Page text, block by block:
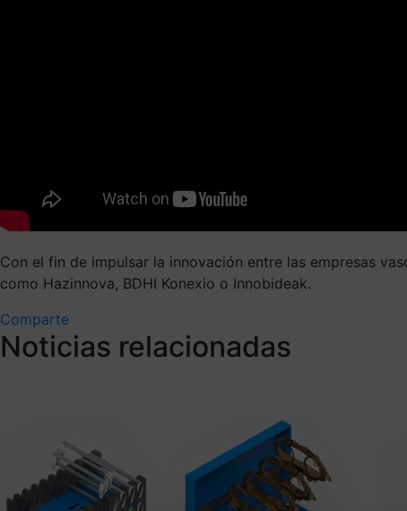
Con el fin de impulsar la innovación entre las empresas
como Hazinnova, BDHI Konexio o Innobideak.
Comparte
Noticias relacionadas